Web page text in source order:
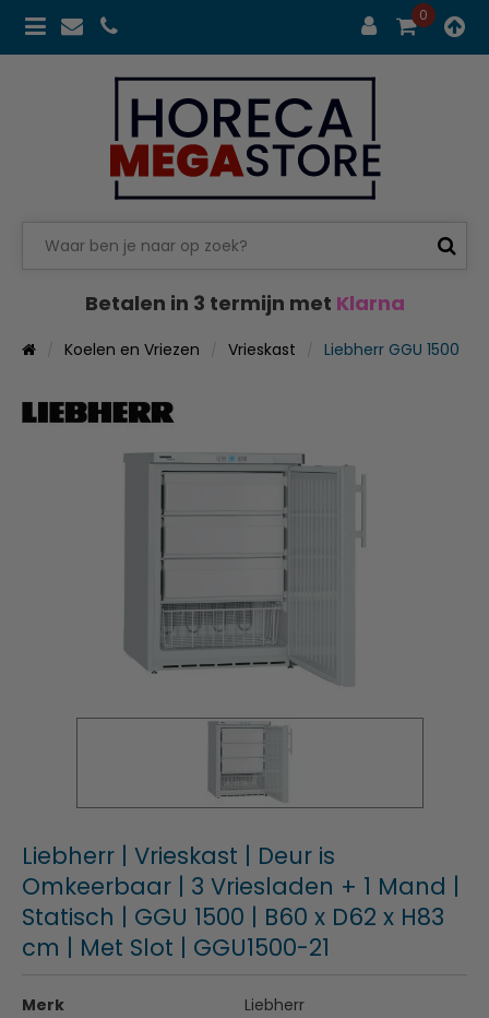
0
Betalen in 3 termijn met Klarna
Koelen en Vriezen Vrieskast Liebherr GGU 1500
Liebherr | Vrieskast | Deur is
Omkeerbaar | 3 Vriesladen + 1 Mand |
Statisch | GGU 1500 | B60 x D62 x H83
cm | Met Slot | GGU1500-21
Merk
Liebherr